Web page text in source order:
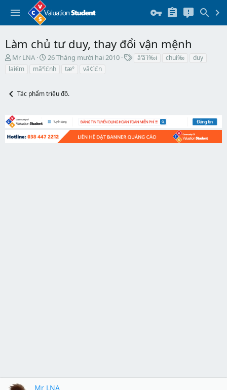
Làm chủ tư duy, thay đổi vận mệnh
T
h
a
t
a
r
Mr LNA
N
g
b
đ
u
26 Tháng mười hai 2010 ä‘ã´ì‰i chuì‰
duy
laì€m
mãªì£nh tæ° vã¢ì£n
Tác phẩm triệu đô.
Mr LNA